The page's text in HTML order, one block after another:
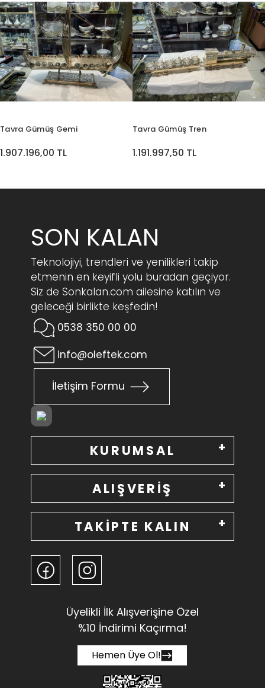
Tavra Gümüş Gemi
1.907.196,00 TL
Tavra Gümüş Tren
1.191.997,50 TL
SON KALAN
Teknolojiyi, trendleri ve yenilikleri takip
etmenin en keyifli yolu buradan geçiyor.
Siz de Sonkalan.com ailesine katılın ve
geleceği birlikte keşfedin!
0538 350 00 00
info@oleftek.com
İletişim Formu
KURUMSAL
ALIŞVERİŞ
TAKİPTE KALIN
Üyelikli İlk Alışverişine Özel
%10 İndirimi Kaçırma!
Hemen Üye Ol!